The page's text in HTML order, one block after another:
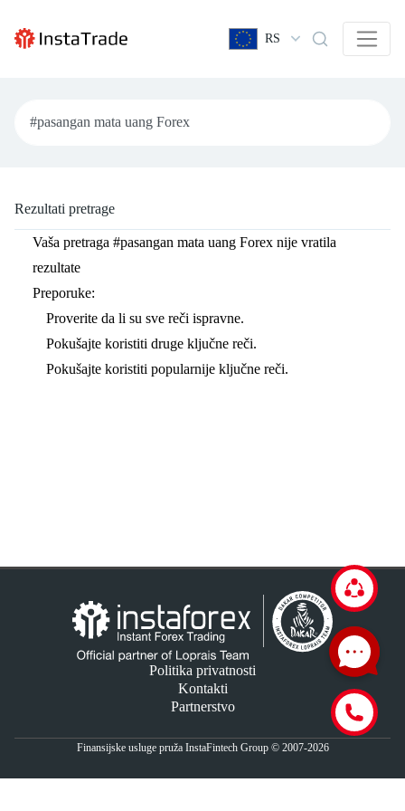
RS
Rezultati pretrage
Vaša pretraga #pasangan mata uang Forex nije vratila
rezultate
Preporuke:
Proverite da li su sve reči ispravne.
Pokušajte koristiti druge ključne reči.
Pokušajte koristiti popularnije ključne reči.
Politika privatnosti
Kontakti
Partnerstvo
Finansijske usluge pruža InstaFintech Group © 2007-2026